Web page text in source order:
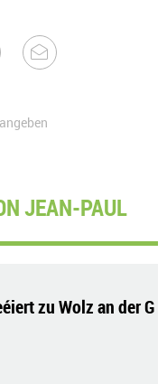
JEAN-PAUL
zu Wolz an der G